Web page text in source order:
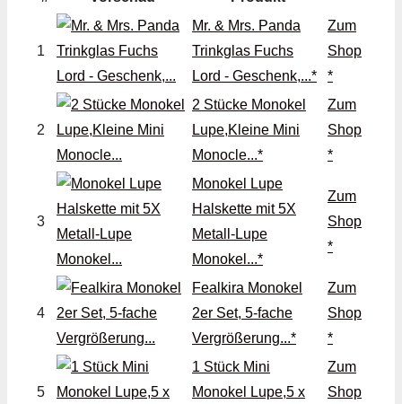
1
Mr. & Mrs. Panda
Trinkglas Fuchs
Lord - Geschenk,...*
Zum
Shop
*
2
2 Stücke Monokel
Lupe,Kleine Mini
Monocle...*
Zum
Shop
*
3
Monokel Lupe
Halskette mit 5X
Metall-Lupe
Monokel...*
Zum
Shop
*
4
Fealkira Monokel
2er Set, 5-fache
Vergrößerung...*
Zum
Shop
*
5
1 Stück Mini
Monokel Lupe,5 x
Zum
Shop